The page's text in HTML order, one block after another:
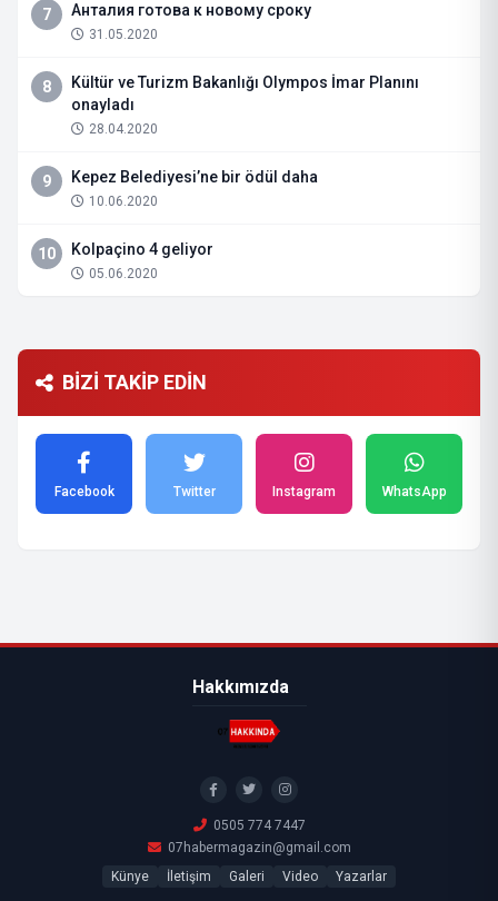
7 Анталия готова к новому сроку
31.05.2020
8
Kültür ve Turizm Bakanlığı Olympos İmar Planını
onayladı
28.04.2020
9 Kepez Belediyesi’ne bir ödül daha
10.06.2020
10 Kolpaçino 4 geliyor
05.06.2020
BİZİ TAKİP EDİN
Facebook Twitter Instagram WhatsApp
Hakkımızda
0505 774 7447
07habermagazin@gmail.com
Künye
İletişim Galeri Video Yazarlar